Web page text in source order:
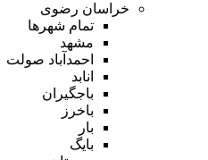
خراسان رضوی
تمام شهر‌ها
مشهد
احمدآباد صولت
انابد
باجگیران
باخرز
بار
بایگ